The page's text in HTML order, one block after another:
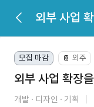
모집 마감 📔 외주
외부 사업 확장
개발 디자인 기획